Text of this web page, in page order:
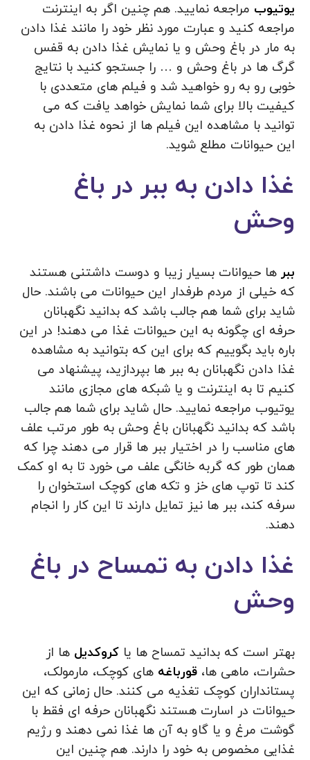
یوتیوب مراجعه نمایید. هم چنین اگر به اینترنت
مراجعه کنید و عبارت مورد نظر خود را مانند غذا دادن
به مار در باغ وحش و یا نمایش غذا دادن به قفس
گرگ ها در باغ وحش و … را جستجو کنید با نتایج
خوبی رو به رو خواهید شد و فیلم‌ های متعددی با
کیفیت بالا برای شما نمایش خواهد یافت که می‌
توانید با مشاهده این فیلم ها از نحوه غذا دادن به
این حیوانات مطلع شوید.
غذا دادن به ببر در باغ
وحش
ببر ها حیوانات بسیار زیبا و دوست داشتنی هستند
که خیلی از مردم طرفدار این حیوانات می باشند. حال
شاید برای شما هم جالب باشد که بدانید نگهبانان
حرفه ای چگونه به این حیوانات غذا می دهند! در این
باره باید بگوییم که برای این که بتوانید به مشاهده
غذا دادن نگهبانان به ببر ها بپردازید، پیشنهاد می‌
کنیم تا به اینترنت و یا شبکه های مجازی مانند
یوتیوب مراجعه نمایید. حال شاید برای شما هم جالب
باشد که بدانید نگهبانان باغ وحش به طور مرتب علف
های مناسب را در اختیار ببر ها قرار می دهند چرا که
همان طور که گربه خانگی علف می خورد تا به او کمک
کند تا توپ های خز و تکه های کوچک استخوان را
سرفه کند، ببر ها نیز تمایل دارند تا این کار را انجام
دهند.
غذا دادن به تمساح در باغ
وحش
بهتر است که بدانید تمساح ها یا کروکدیل ها از
حشرات، ماهی‌ ها،قورباغه های کوچک، مارمولک،
پستانداران کوچک تغذیه می کنند. حال زمانی که این
حیوانات در اسارت هستند نگهبانان حرفه ای فقط با
گوشت مرغ و یا گاو به آن ها غذا نمی‌ دهند و رژیم
غذایی مخصوص به خود را دارند. هم چنین این